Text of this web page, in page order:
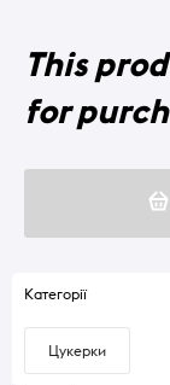
This
for
Категорії
Цукерки